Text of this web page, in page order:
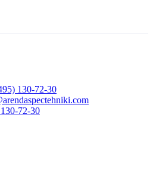
130-72-30
72-30